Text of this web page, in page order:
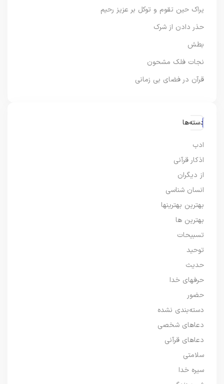
یراک حین تقوم و توکل بر عزیز رحیم
حذر دادن از شرک
بطش
نجات فلک مشحون
قرآن در فضای بی زمانی
دسته‌ها
ادب
اذکار قرآنی
از دیگران
انسان شناسی
بهترین بهترینها
بهترین ها
تسبیحات
توحید
حدیث
حرفهای خدا
حضور
دسته‌بندی نشده
دعاهای شخصی
دعاهای قرآنی
سلامتی
سیره خدا